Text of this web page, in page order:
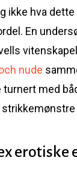
ikke hva
En
nude
med
erotiske